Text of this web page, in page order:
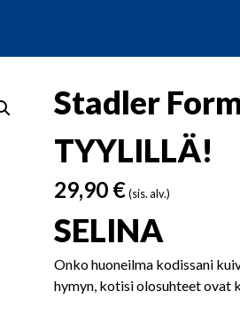
Stadler
TYYLILLÄ!
29,90 €(sis. alv.)
SELINA
Onko huoneilma kodissani
hymyn, kotisi olosuhteet ovat